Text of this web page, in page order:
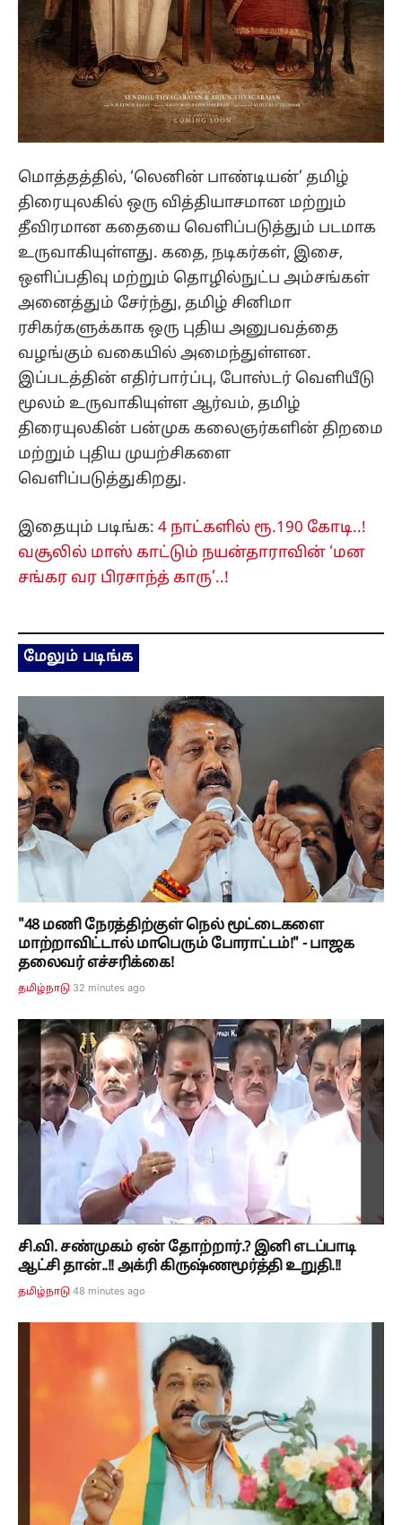
மொத்தத்தில், ‘லெனின் பாண்டியன்’ தமிழ்
திரையுலகில் ஒரு வித்தியாசமான மற்றும்
தீவிரமான கதையை வெளிப்படுத்தும் படமாக
உருவாகியுள்ளது. கதை, நடிகர்கள், இசை,
ஒளிப்பதிவு மற்றும் தொழில்நுட்ப அம்சங்கள்
அனைத்தும் சேர்ந்து, தமிழ் சினிமா
ரசிகர்களுக்காக ஒரு புதிய அனுபவத்தை
வழங்கும் வகையில் அமைந்துள்ளன.
இப்படத்தின் எதிர்பார்ப்பு, போஸ்டர் வெளியீடு
மூலம் உருவாகியுள்ள ஆர்வம், தமிழ்
திரையுலகின் பன்முக கலைஞர்களின் திறமை
மற்றும் புதிய முயற்சிகளை
வெளிப்படுத்துகிறது.
இதையும் படிங்க: 4 நாட்களில் ரூ.190 கோடி..!
வசூலில் மாஸ் காட்டும் நயன்தாராவின் ‘மன
சங்கர வர பிரசாந்த் காரு’..!
மேலும் படிங்க
"48 மணி நேரத்திற்குள் நெல் மூட்டைகளை
மாற்றாவிட்டால் மாபெரும் போராட்டம்!" - பாஜக
தலைவர் எச்சரிக்கை!
தமிழ்நாடு 32 minutes ago
சி.வி. சண்முகம் ஏன் தோற்றார்.? இனி எடப்பாடி
ஆட்சி தான்..!! அக்ரி கிருஷ்ணமூர்த்தி உறுதி.!!
தமிழ்நாடு 48 minutes ago